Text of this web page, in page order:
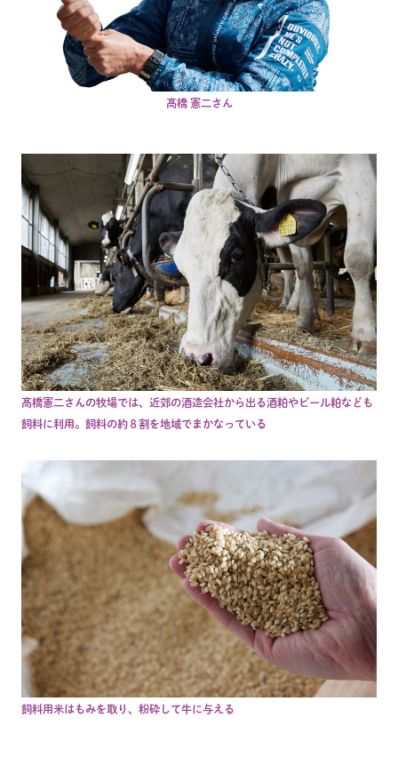
髙橋 憲二さん
髙橋憲二さんの牧場では、近郊の酒造会社から出る酒粕やビール粕なども
飼料に利用。飼料の約８割を地域でまかなっている
飼料用米はもみを取り、粉砕して牛に与える